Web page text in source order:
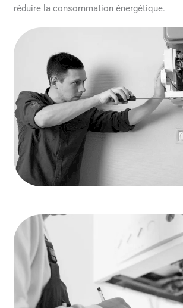
réduire la consommation énergétique.